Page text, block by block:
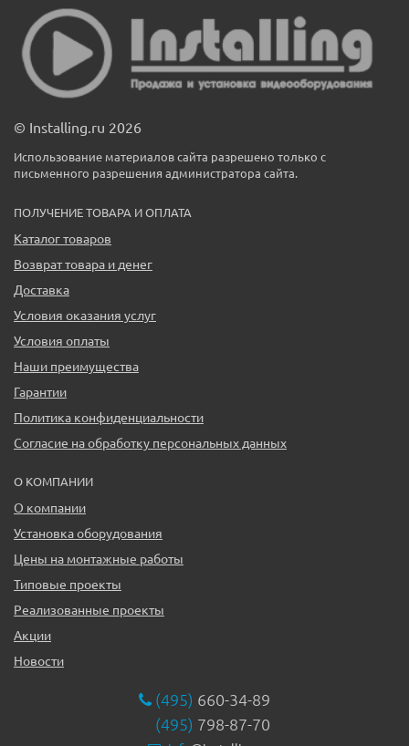
© Installing.ru 2026
Использование материалов сайта разрешено только с
письменного разрешения администратора сайта.
ПОЛУЧЕНИЕ ТОВАРА И ОПЛАТА
Каталог товаров
Возврат товара и денег
Доставка
Условия оказания услуг
Условия оплаты
Наши преимущества
Гарантии
Политика конфиденциальности
Согласие на обработку персональных данных
О КОМПАНИИ
О компании
Установка оборудования
Цены на монтажные работы
Типовые проекты
Реализованные проекты
Акции
Новости
(495) 660-34-89
(495) 798-87-70